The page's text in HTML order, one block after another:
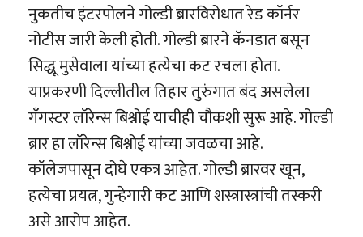
नुकतीच इंटरपोलने गोल्डी ब्रारविरोधात रेड कॉर्नर
नोटीस जारी केली होती. गोल्डी ब्रारने कॅनडात बसून
सिद्धू मुसेवाला यांच्या हत्येचा कट रचला होता.
याप्रकरणी दिल्लीतील तिहार तुरुंगात बंद असलेला
गँगस्टर लॉरेन्स बिश्नोई याचीही चौकशी सुरू आहे. गोल्डी
ब्रार हा लॉरेन्स बिश्नोई यांच्या जवळचा आहे.
कॉलेजपासून दोघे एकत्र आहेत. गोल्डी ब्रारवर खून,
हत्येचा प्रयत्न, गुन्हेगारी कट आणि शस्त्रास्त्रांची तस्करी
असे आरोप आहेत.